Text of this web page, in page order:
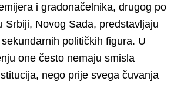
i gradonačelnika, drugog po
Srbiji, Novog Sada, predstavljaju
političkih figura. U
one često nemaju smisla
nego prije svega čuvanja